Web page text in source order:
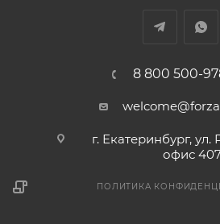
8 800 500-
г. Екатеринбург,
офис
ПОЛИТИКА